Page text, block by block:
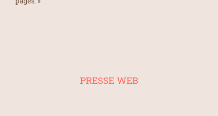
PRESSE WEB